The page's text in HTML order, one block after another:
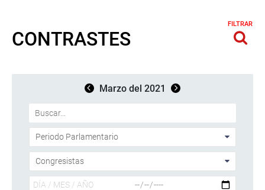
CONTRASTES
FILTRAR
Marzo del 2021